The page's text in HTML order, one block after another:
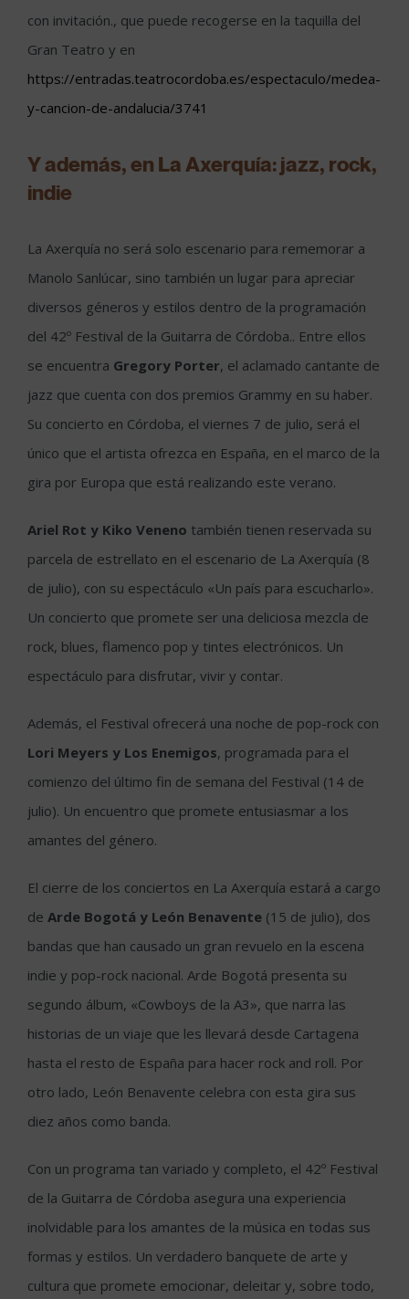
con invitación., que puede recogerse en la taquilla del
Gran Teatro y en
https://entradas.teatrocordoba.es/espectaculo/medea-
y-cancion-de-andalucia/3741
Y además, en La Axerquía: jazz, rock,
indie
La Axerquía no será solo escenario para rememorar a
Manolo Sanlúcar, sino también un lugar para apreciar
diversos géneros y estilos dentro de la programación
del 42º Festival de la Guitarra de Córdoba.. Entre ellos
se encuentra Gregory Porter, el aclamado cantante de
jazz que cuenta con dos premios Grammy en su haber.
Su concierto en Córdoba, el viernes 7 de julio, será el
único que el artista ofrezca en España, en el marco de la
gira por Europa que está realizando este verano.
Ariel Rot y Kiko Veneno también tienen reservada su
parcela de estrellato en el escenario de La Axerquía (8
de julio), con su espectáculo «Un país para escucharlo».
Un concierto que promete ser una deliciosa mezcla de
rock, blues, flamenco pop y tintes electrónicos. Un
espectáculo para disfrutar, vivir y contar.
Además, el Festival ofrecerá una noche de pop-rock con
Lori Meyers y Los Enemigos, programada para el
comienzo del último fin de semana del Festival (14 de
julio). Un encuentro que promete entusiasmar a los
amantes del género.
El cierre de los conciertos en La Axerquía estará a cargo
de Arde Bogotá y León Benavente (15 de julio), dos
bandas que han causado un gran revuelo en la escena
indie y pop-rock nacional. Arde Bogotá presenta su
segundo álbum, «Cowboys de la A3», que narra las
historias de un viaje que les llevará desde Cartagena
hasta el resto de España para hacer rock and roll. Por
otro lado, León Benavente celebra con esta gira sus
diez años como banda.
Con un programa tan variado y completo, el 42º Festival
de la Guitarra de Córdoba asegura una experiencia
inolvidable para los amantes de la música en todas sus
formas y estilos. Un verdadero banquete de arte y
cultura que promete emocionar, deleitar y, sobre todo,